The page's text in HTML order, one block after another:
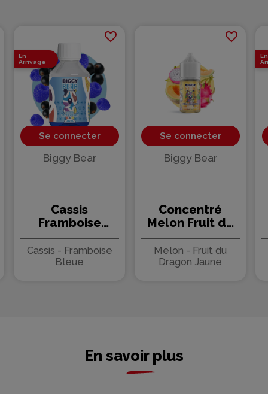
favorite_border
En
Arrivage
Se connecter
Biggy Bear
Cassis
Framboise
Bleue 200ml -
Biggy Bear
Cassis - Framboise
Bleue
favorite_border
Se connecter
Biggy Bear
Concentré
Melon Fruit du
Dragon 30ml -
Biggy Bear (5
pièces)
Melon - Fruit du
Dragon Jaune
En
En savoir plus